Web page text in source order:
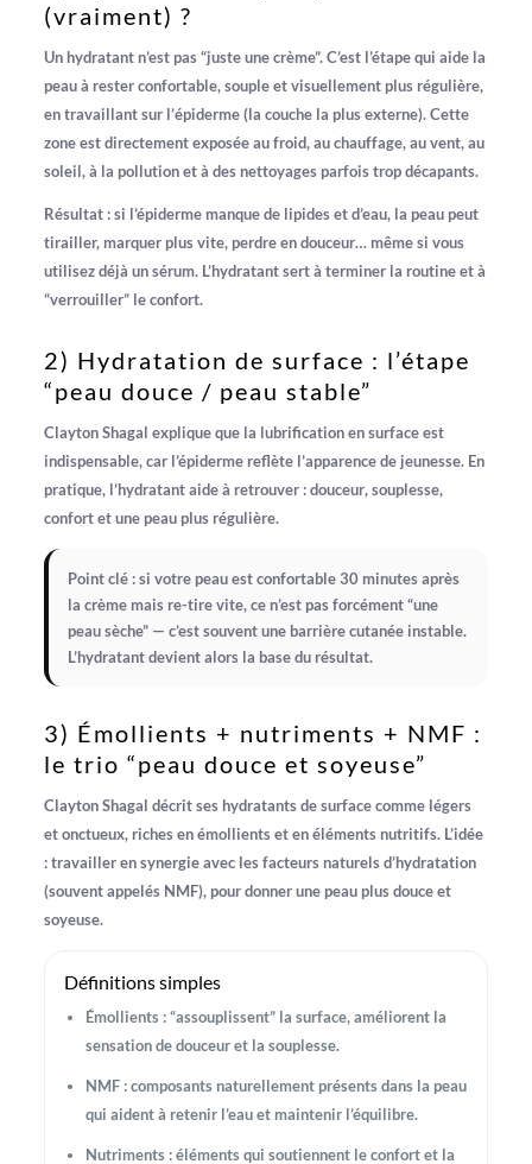
(vraiment) ?
Un hydratantn’est pas “juste une crème”. C’est l’étape qui aide la
peau à rester confortable, souple et visuellement plus régulière,
en travaillant sur l’épiderme(la couche la plus externe). Cette
zone est directement exposée au froid, au chauffage, au vent, au
soleil, à la pollution et à des nettoyages parfois trop décapants.
Résultat : si l’épiderme manque de lipides et d’eau, la peau peut
tirailler, marquer plus vite, perdre en douceur… même si vous
utilisez déjà un sérum. L’hydratant sert à terminerla routine et à
“verrouiller” le confort.
2) Hydratation de surface : l’étape
“peau douce / peau stable”
Clayton Shagal explique que la lubrification en surfaceest
indispensable, car l’épiderme reflète l’apparence de jeunesse. En
pratique, l’hydratant aide à retrouver :douceur,souplesse,
confortet une peau plus régulière.
Point clé :si votre peau est confortable 30 minutes après
la crème mais re-tire vite, ce n’est pas forcément “une
peau sèche” — c’est souvent une barrière cutanée instable.
L’hydratant devient alors la base du résultat.
3) Émollients + nutriments + NMF :
le trio “peau douce et soyeuse”
Clayton Shagal décrit ses hydratants de surface comme légers
et onctueux, riches enémollientset en éléments nutritifs. L’idée
: travailler en synergie avec lesfacteurs naturels d’hydratation
(souvent appelés NMF), pour donner une peau plus douce et
soyeuse.
Définitions simples
Émollients: “assouplissent” la surface, améliorent la
sensation de douceur et la souplesse.
NMF: composants naturellement présents dans la peau
qui aident à retenir l’eau et maintenir l’équilibre.
Nutriments: éléments qui soutiennent le confort et la